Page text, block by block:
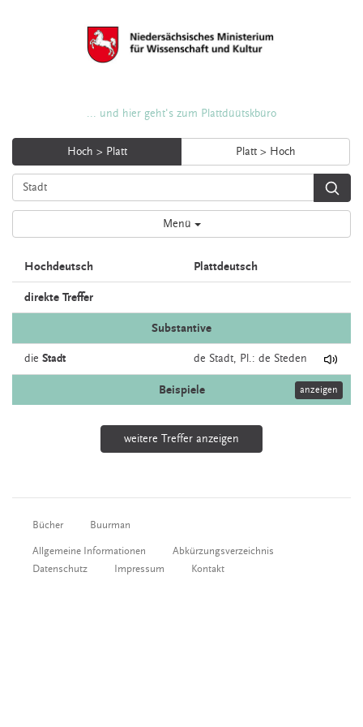
... und hier geht's zum Plattdüütskbüro
Hoch > Platt Platt > Hoch
Menü
Hochdeutsch Plattdeutsch
direkte Treffer
Substantive
die Stadt de Stadt, Pl.: de Steden
Beispiele anzeigen
weitere Treffer anzeigen
Bücher Buurman
Allgemeine Informationen
Abkürzungsverzeichnis
Datenschutz
Impressum Kontakt